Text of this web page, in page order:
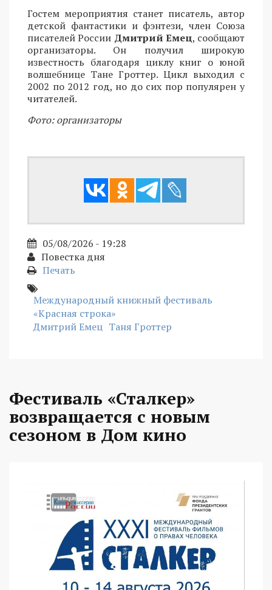
Гостем мероприятия станет писатель, автор
детской фантастики и фэнтези, член Союза
писателей России Дмитрий Емец, сообщают
организаторы. Он получил широкую
известность благодаря циклу книг о юной
волшебнице Тане Гроттер. Цикл выходил с
2002 по 2012 год, но до сих пор популярен у
читателей.
Фото: организаторы
05/08/2026 - 19:28
Повестка дня
Печать
Международный книжный фестиваль
«Красная строка»
Дмитрий Емец Таня Гроттер
Фестиваль «Сталкер»
возвращается с новым
сезоном в Дом кино